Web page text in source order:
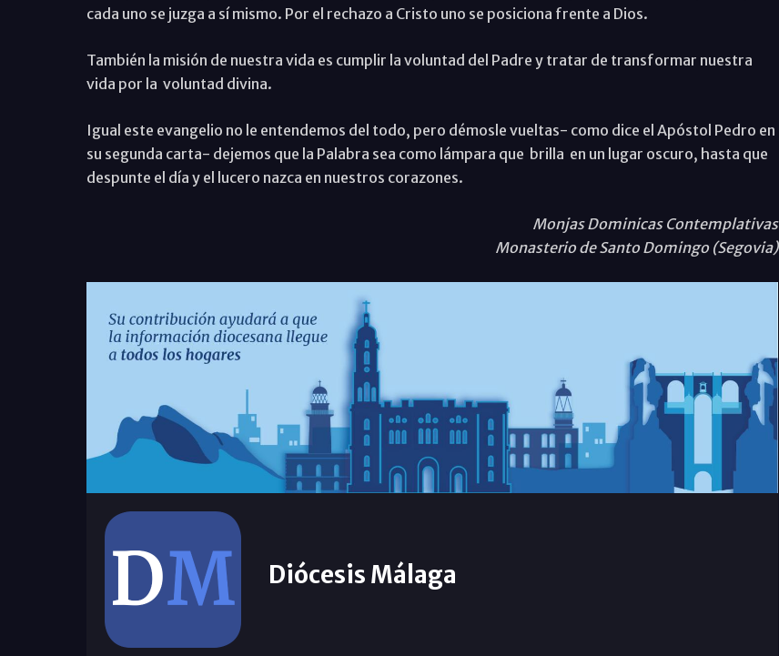
cada uno se juzga a sí mismo. Por el rechazo a Cristo uno se posiciona frente a Dios.
También la misión de nuestra vida es cumplir la voluntad del Padre y tratar de transformar nuestra
vida por la voluntad divina.
Igual este evangelio no le entendemos del todo, pero démosle vueltas- como dice el Apóstol Pedro en
su segunda carta- dejemos que la Palabra sea como lámpara que brilla en un lugar oscuro, hasta que
despunte el día y el lucero nazca en nuestros corazones.
Monjas Dominicas Contemplativas
Monasterio de Santo Domingo (Segovia)
Diócesis Málaga